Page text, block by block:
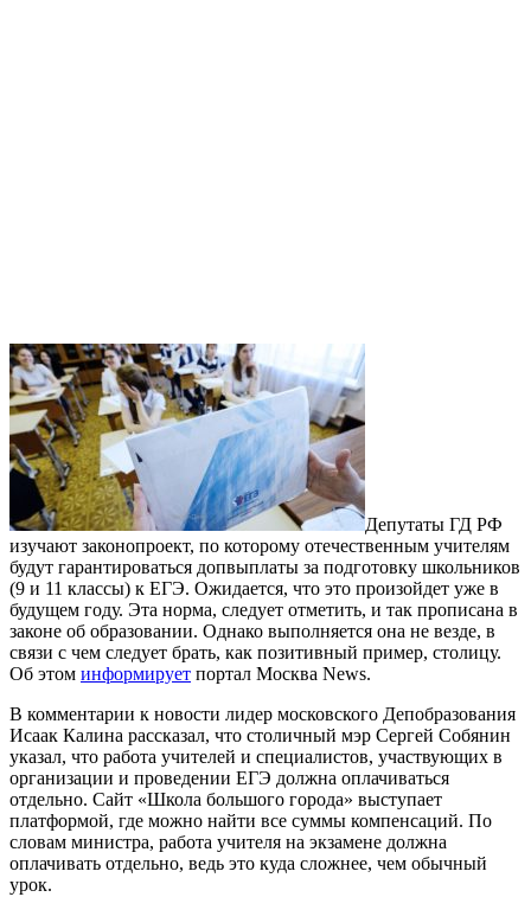
Депутаты ГД РФ
изучают законопроект, по которому отечественным учителям
будут гарантироваться допвыплаты за подготовку школьников
(9 и 11 классы) к ЕГЭ. Ожидается, что это произойдет уже в
будущем году. Эта норма, следует отметить, и так прописана в
законе об образовании. Однако выполняется она не везде, в
связи с чем следует брать, как позитивный пример, столицу.
Об этом информирует портал Москва News.
В комментарии к новости лидер московского Депобразования
Исаак Калина рассказал, что столичный мэр Сергей Собянин
указал, что работа учителей и специалистов, участвующих в
организации и проведении ЕГЭ должна оплачиваться
отдельно. Сайт «Школа большого города» выступает
платформой, где можно найти все суммы компенсаций. По
словам министра, работа учителя на экзамене должна
оплачивать отдельно, ведь это куда сложнее, чем обычный
урок.